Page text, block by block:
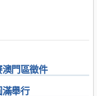
門區徵件
舉行